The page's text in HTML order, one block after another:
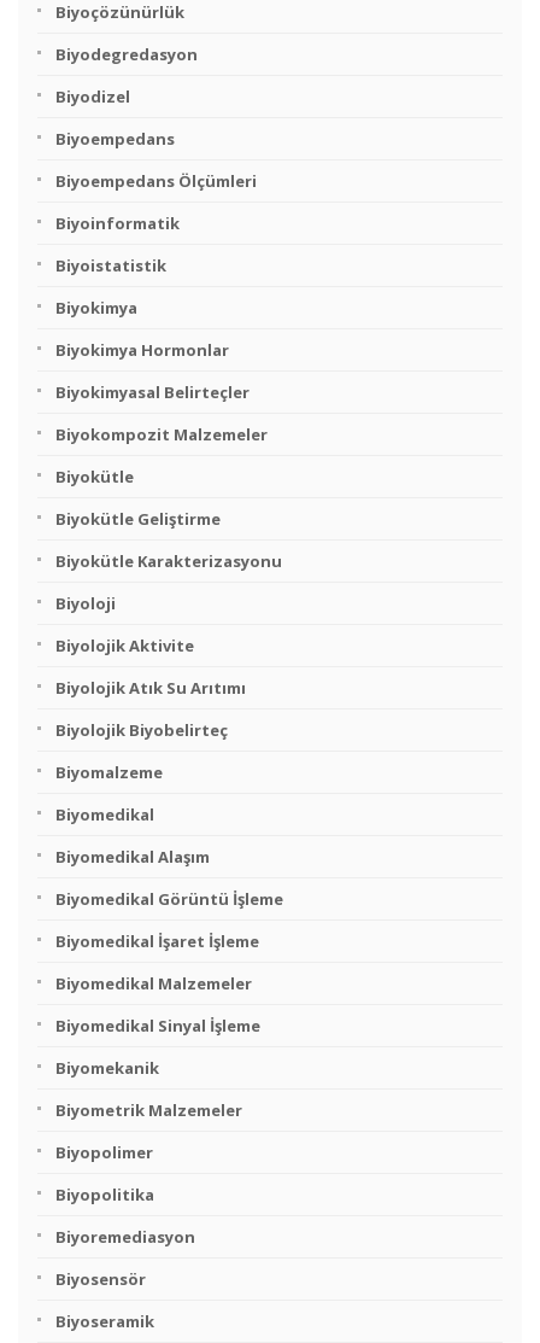
Biyoçözünürlük
Biyodegredasyon
Biyodizel
Biyoempedans
Biyoempedans Ölçümleri
Biyoinformatik
Biyoistatistik
Biyokimya
Biyokimya Hormonlar
Biyokimyasal Belirteçler
Biyokompozit Malzemeler
Biyokütle
Biyokütle Geliştirme
Biyokütle Karakterizasyonu
Biyoloji
Biyolojik Aktivite
Biyolojik Atık Su Arıtımı
Biyolojik Biyobelirteç
Biyomalzeme
Biyomedikal
Biyomedikal Alaşım
Biyomedikal Görüntü İşleme
Biyomedikal İşaret İşleme
Biyomedikal Malzemeler
Biyomedikal Sinyal İşleme
Biyomekanik
Biyometrik Malzemeler
Biyopolimer
Biyopolitika
Biyoremediasyon
Biyosensör
Biyoseramik